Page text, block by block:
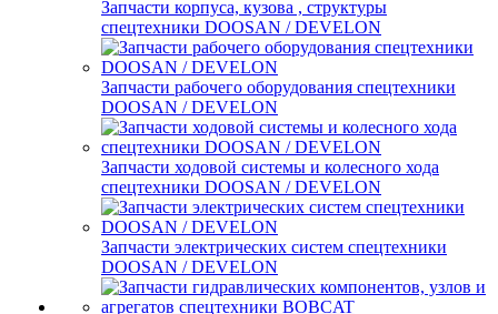
Запчасти корпуса, кузова , структуры
спецтехники DOOSAN / DEVELON
Запчасти рабочего оборудования спецтехники
DOOSAN / DEVELON
Запчасти ходовой системы и колесного хода
спецтехники DOOSAN / DEVELON
Запчасти электрических систем спецтехники
DOOSAN / DEVELON